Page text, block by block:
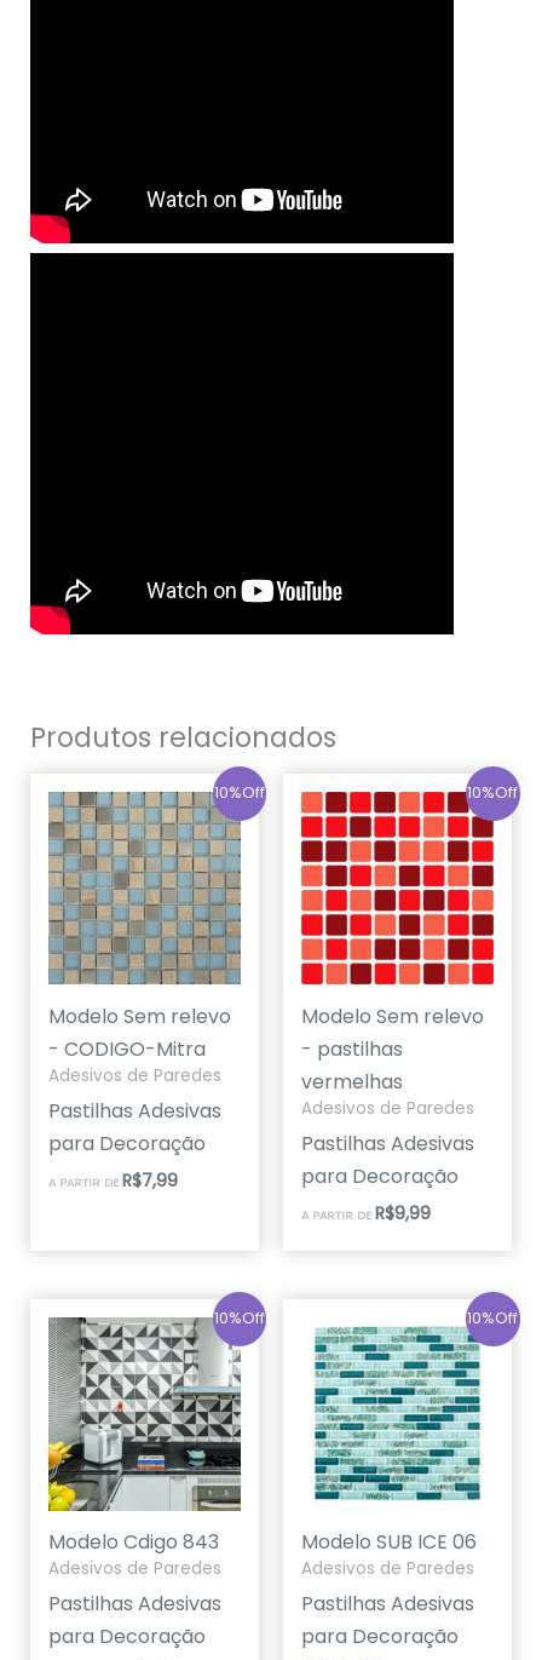
Produtos relacionados
10%Off
Modelo Sem relevo
- CODIGO-Mitra
Adesivos de Paredes
Pastilhas Adesivas
para Decoração
A PARTIR DE R$7,99
10%Off
Modelo Sem relevo
- pastilhas
vermelhas
Adesivos de Paredes
Pastilhas Adesivas
para Decoração
A PARTIR DE R$9,99
10%Off
Modelo Cdigo 843
Adesivos de Paredes
Pastilhas Adesivas
para Decoração
10%Off
Modelo SUB ICE 06
Adesivos de Paredes
Pastilhas Adesivas
para Decoração